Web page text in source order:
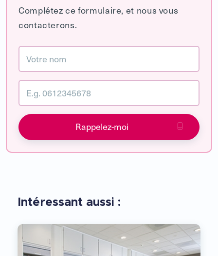
Complétez ce formulaire, et nous vous
contacterons.
Rappelez-moi
Intéressant aussi :